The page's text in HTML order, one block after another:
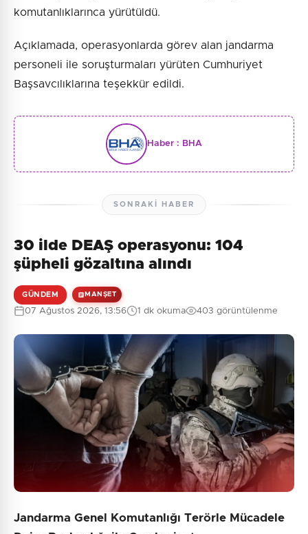
komutanlıklarınca yürütüldü.
Açıklamada, operasyonlarda görev alan jandarma
personeli ile soruşturmaları yürüten Cumhuriyet
Başsavcılıklarına teşekkür edildi.
Haber : BHA
SONRAKI HABER
30 ilde DEAŞ operasyonu: 104
şüpheli gözaltına alındı
GÜNDEM MANŞET
07 Ağustos 2026, 13:56 1 dk okuma 403 görüntülenme
Jandarma Genel Komutanlığı Terörle Mücadele